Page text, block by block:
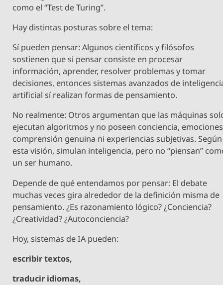
como el “Test de Turing”.
Hay distintas posturas sobre el tema:
Sí pueden pensar: Algunos científicos y filósofos
sostienen que si pensar consiste en procesar
información, aprender, resolver problemas y tomar
decisiones, entonces sistemas avanzados de
artificial sí realizan formas de pensamiento.
No realmente: Otros argumentan que las máquinas
ejecutan algoritmos y no poseen conciencia,
comprensión genuina ni experiencias subjetivas. Según
esta visión, simulan inteligencia, pero no “piensan”
un ser humano.
Depende de qué entendamos por pensar: El debate
muchas veces gira alrededor de la definición misma de
pensamiento. ¿Es razonamiento lógico? ¿Conciencia?
¿Creatividad? ¿Autoconciencia?
Hoy, sistemas de IA pueden:
escribir textos,
traducir idiomas,